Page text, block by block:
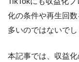
化の条件や再生回
多いのではないでし
本記事では、収益